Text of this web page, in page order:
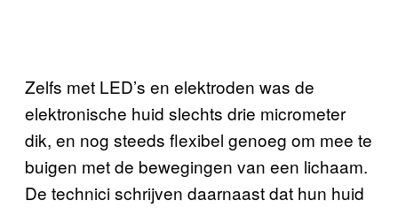
Zelfs met LED’s en elektroden was de
elektronische huid slechts drie micrometer
dik, en nog steeds flexibel genoeg om mee te
buigen met de bewegingen van een lichaam.
De technici schrijven daarnaast dat hun huid